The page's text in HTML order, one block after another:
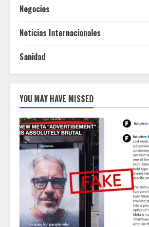
Negocios
Noticias Internacionales
Sanidad
YOU MAY HAVE MISSED